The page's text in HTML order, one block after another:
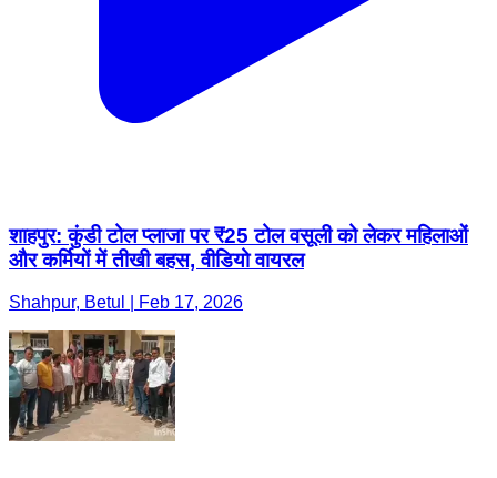
शाहपुर: कुंडी टोल प्लाजा पर ₹25 टोल वसूली को लेकर महिलाओं
और कर्मियों में तीखी बहस, वीडियो वायरल
Shahpur, Betul | Feb 17, 2026